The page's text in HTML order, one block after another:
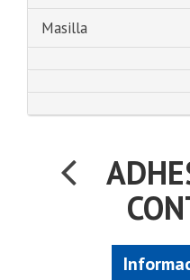
Masilla